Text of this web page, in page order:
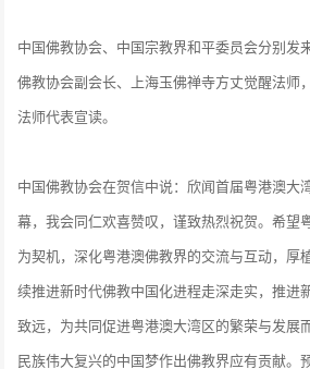
中国佛教协会、中国宗教界和平委员会分别发
佛教协会副会长、上海玉佛禅寺方丈觉醒法师
法师代表宣读。
中国佛教协会在贺信中说：欣闻首届粤港澳大
幕，我会同仁欢喜赞叹，谨致热烈祝贺。希望
为契机，深化粤港澳佛教界的交流与互动，厚
续推进新时代佛教中国化进程走深走实，推进
致远，为共同促进粤港澳大湾区的繁荣与发展
⺠族伟大复兴的中国梦作出佛教界应有贡献。